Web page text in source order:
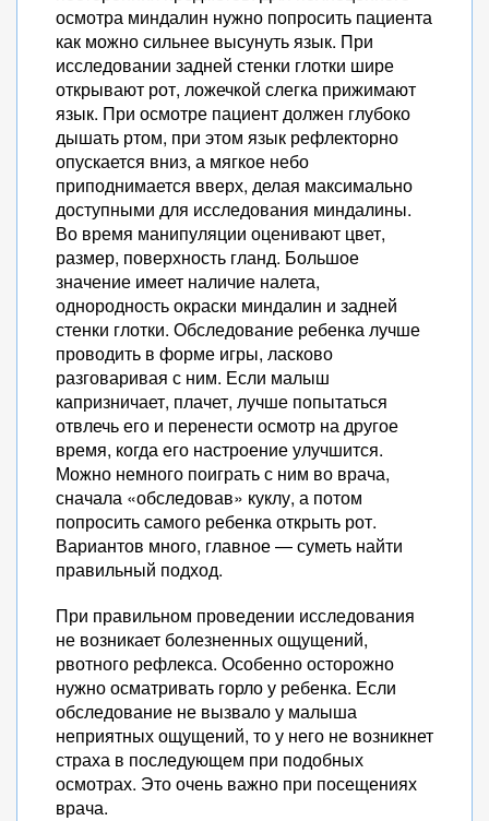
осмотра миндалин нужно попросить пациента
как можно сильнее высунуть язык. При
исследовании задней стенки глотки шире
открывают рот, ложечкой слегка прижимают
язык. При осмотре пациент должен глубоко
дышать ртом, при этом язык рефлекторно
опускается вниз, а мягкое небо
приподнимается вверх, делая максимально
доступными для исследования миндалины.
Во время манипуляции оценивают цвет,
размер, поверхность гланд. Большое
значение имеет наличие налета,
однородность окраски миндалин и задней
стенки глотки. Обследование ребенка лучше
проводить в форме игры, ласково
разговаривая с ним. Если малыш
капризничает, плачет, лучше попытаться
отвлечь его и перенести осмотр на другое
время, когда его настроение улучшится.
Можно немного поиграть с ним во врача,
сначала «обследовав» куклу, а потом
попросить самого ребенка открыть рот.
Вариантов много, главное — суметь найти
правильный подход.
При правильном проведении исследования
не возникает болезненных ощущений,
рвотного рефлекса. Особенно осторожно
нужно осматривать горло у ребенка. Если
обследование не вызвало у малыша
неприятных ощущений, то у него не возникнет
страха в последующем при подобных
осмотрах. Это очень важно при посещениях
врача.